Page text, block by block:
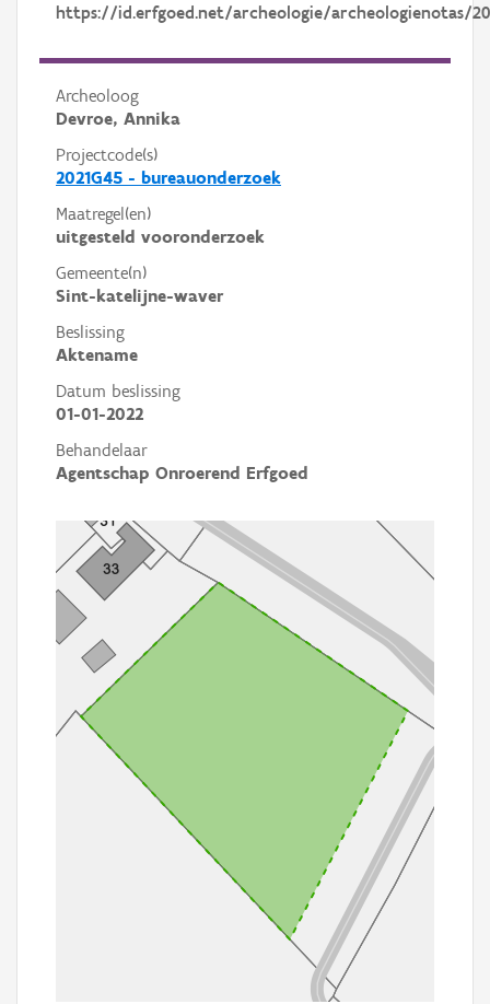
https://id.erfgoed.net/archeologie/archeologienotas/
Archeoloog
Devroe, Annika
Projectcode(s)
2021G45 - bureauonderzoek
Maatregel(en)
uitgesteld vooronderzoek
Gemeente(n)
Sint-katelijne-waver
Beslissing
Aktename
Datum beslissing
01-01-2022
Behandelaar
Agentschap Onroerend Erfgoed